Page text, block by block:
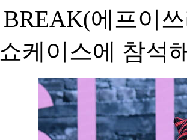
BREAK(에프이
케이스에 참석